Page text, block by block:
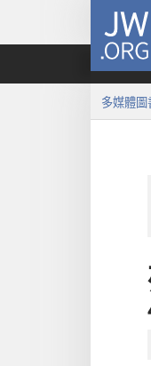
JW.ORG
多媒體圖